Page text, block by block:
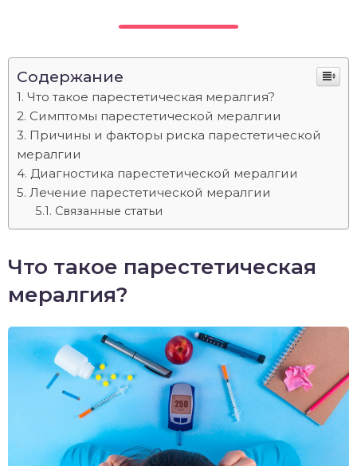
Содержание
Что такое парестетическая мералгия?
Симптомы парестетической мералгии
Причины и факторы риска парестетической
мералгии
Диагностика парестетической мералгии
Лечение парестетической мералгии
Связанные статьи
Что такое парестетическая
мералгия?